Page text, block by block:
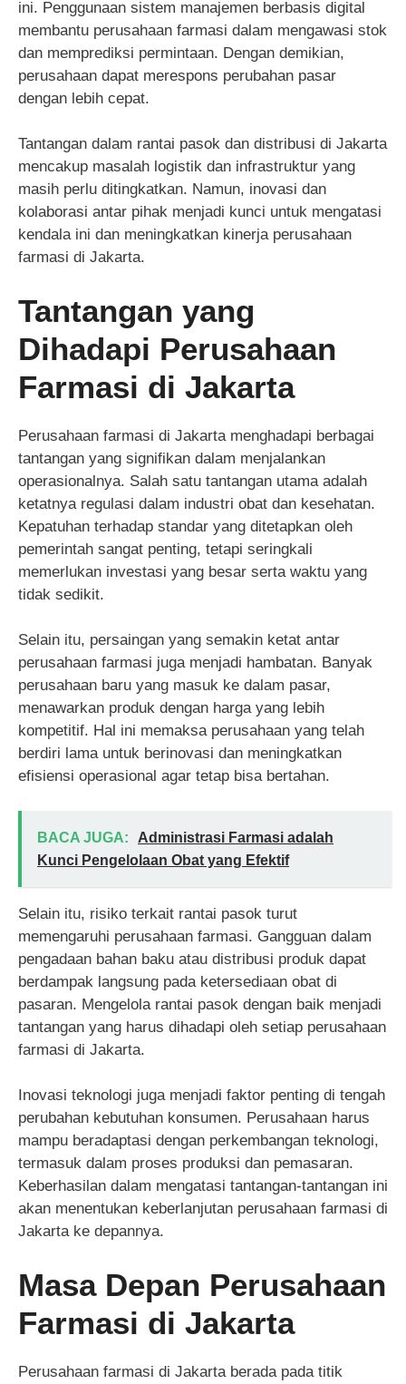
ini. Penggunaan sistem manajemen berbasis digital
membantu perusahaan farmasi dalam mengawasi stok
dan memprediksi permintaan. Dengan demikian,
perusahaan dapat merespons perubahan pasar
dengan lebih cepat.
Tantangan dalam rantai pasok dan distribusi di Jakarta
mencakup masalah logistik dan infrastruktur yang
masih perlu ditingkatkan. Namun, inovasi dan
kolaborasi antar pihak menjadi kunci untuk mengatasi
kendala ini dan meningkatkan kinerja perusahaan
farmasi di Jakarta.
Tantangan yang
Dihadapi Perusahaan
Farmasi di Jakarta
Perusahaan farmasi di Jakarta menghadapi berbagai
tantangan yang signifikan dalam menjalankan
operasionalnya. Salah satu tantangan utama adalah
ketatnya regulasi dalam industri obat dan kesehatan.
Kepatuhan terhadap standar yang ditetapkan oleh
pemerintah sangat penting, tetapi seringkali
memerlukan investasi yang besar serta waktu yang
tidak sedikit.
Selain itu, persaingan yang semakin ketat antar
perusahaan farmasi juga menjadi hambatan. Banyak
perusahaan baru yang masuk ke dalam pasar,
menawarkan produk dengan harga yang lebih
kompetitif. Hal ini memaksa perusahaan yang telah
berdiri lama untuk berinovasi dan meningkatkan
efisiensi operasional agar tetap bisa bertahan.
BACA JUGA:
Administrasi Farmasi adalah
Kunci Pengelolaan Obat yang Efektif
Selain itu, risiko terkait rantai pasok turut
memengaruhi perusahaan farmasi. Gangguan dalam
pengadaan bahan baku atau distribusi produk dapat
berdampak langsung pada ketersediaan obat di
pasaran. Mengelola rantai pasok dengan baik menjadi
tantangan yang harus dihadapi oleh setiap perusahaan
farmasi di Jakarta.
Inovasi teknologi juga menjadi faktor penting di tengah
perubahan kebutuhan konsumen. Perusahaan harus
mampu beradaptasi dengan perkembangan teknologi,
termasuk dalam proses produksi dan pemasaran.
Keberhasilan dalam mengatasi tantangan-tantangan ini
akan menentukan keberlanjutan perusahaan farmasi di
Jakarta ke depannya.
Masa Depan Perusahaan
Farmasi di Jakarta
Perusahaan farmasi di Jakarta berada pada titik